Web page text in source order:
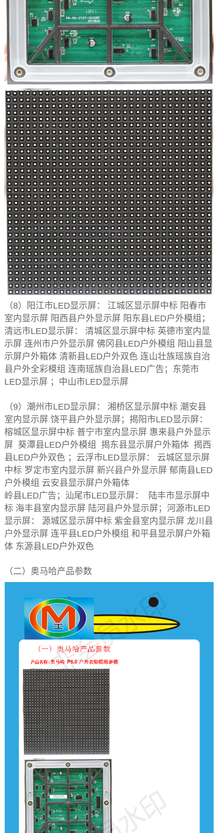
（8）阳江市LED显示屏： 江城区显示屏中标 阳春市
室内显示屏 阳西县户外显示屏 阳东县LED户外模组；
清远市LED显示屏： 清城区显示屏中标 英德市室内显
示屏 连州市户外显示屏 佛冈县LED户外模组 阳山县显
示屏户外箱体 清新县LED户外双色 连山壮族瑶族自治
县户外全彩模组 连南瑶族自治县LED广告；东莞市
LED显示屏 ；中山市LED显示屏
（9）潮州市LED显示屏： 湘桥区显示屏中标 潮安县
室内显示屏 饶平县户外显示屏；揭阳市LED显示屏：
榕城区显示屏中标 普宁市室内显示屏 惠来县户外显示
屏 葵潭县LED户外模组 揭东县显示屏户外箱体 揭西
县LED户外双色 ；云浮市LED显示屏： 云城区显示屏
中标 罗定市室内显示屏 新兴县户外显示屏 郁南县LED
户外模组 云安县显示屏户外箱体
岭县LED广告；汕尾市LED显示屏： 陆丰市显示屏中
标 海丰县室内显示屏 陆河县户外显示屏；河源市LED
显示屏： 源城区显示屏中标 紫金县室内显示屏 龙川县
户外显示屏 连平县LED户外模组 和平县显示屏户外箱
体 东源县LED户外双色
（二）奥马哈产品参数